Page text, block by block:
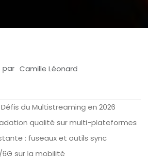
par Camille Léonard
du Multistreaming en 2026
qualité sur multi-plateformes
: fuseaux et outils sync
sur la mobilité